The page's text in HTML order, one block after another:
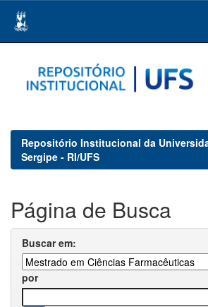
navigation
Repositório Institucional da
Sergipe - RI/UFS
Página de Busca
Buscar em:
por